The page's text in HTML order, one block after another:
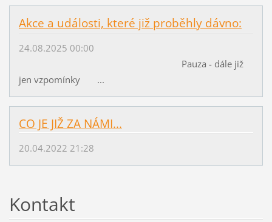
Akce a události, které již proběhly dávno:
24.08.2025 00:00
Pauza - dále již
jen vzpomínky ...
CO JE JIŽ ZA NÁMI...
20.04.2022 21:28
Kontakt